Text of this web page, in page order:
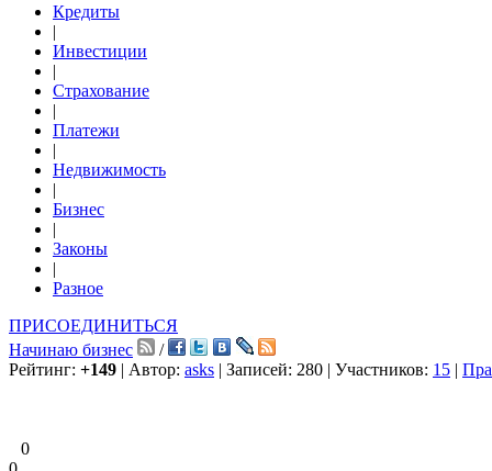
Кредиты
|
Инвестиции
|
Страхование
|
Платежи
|
Недвижимость
|
Бизнес
|
Законы
|
Разное
ПРИСОЕДИНИТЬСЯ
Начинаю бизнес
/
Рейтинг: +149 | Автор: asks | Записей: 280 | Участников: 15 |
0